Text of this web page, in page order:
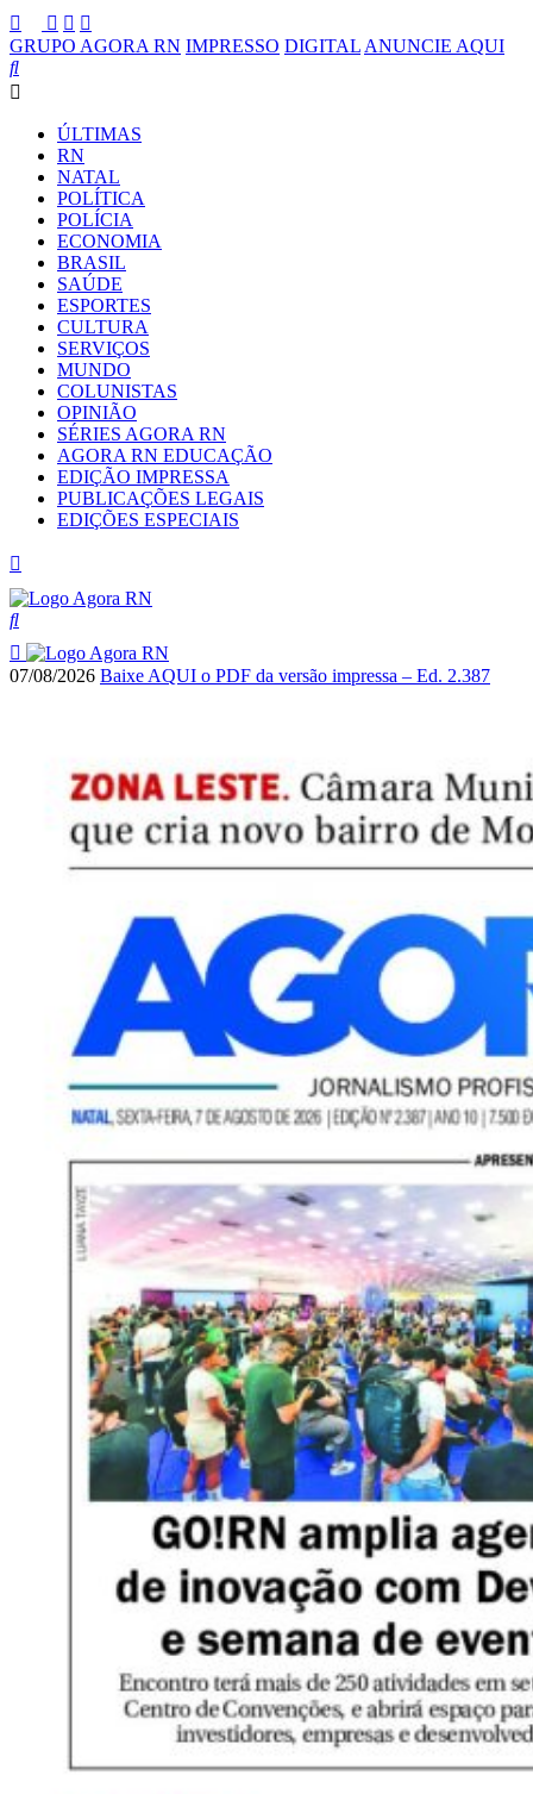
GRUPO AGORA RN IMPRESSO DIGITAL ANUNCIE AQUI
ÚLTIMAS
RN
NATAL
POLÍTICA
POLÍCIA
ECONOMIA
BRASIL
SAÚDE
ESPORTES
CULTURA
SERVIÇOS
MUNDO
COLUNISTAS
OPINIÃO
SÉRIES AGORA RN
AGORA RN EDUCAÇÃO
EDIÇÃO IMPRESSA
PUBLICAÇÕES LEGAIS
EDIÇÕES ESPECIAIS
07/08/2026 Baixe AQUI o PDF da versão impressa – Ed. 2.387